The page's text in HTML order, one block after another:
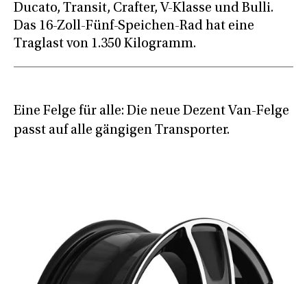
Ducato, Transit, Crafter, V-Klasse und Bulli.
Das 16-Zoll-Fünf-Speichen-Rad hat eine
Traglast von 1.350 Kilogramm.
Eine Felge für alle: Die neue Dezent Van-Felge
passt auf alle gängigen Transporter.